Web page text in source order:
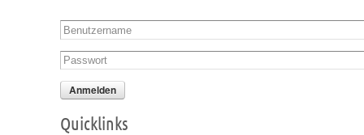
Benutzername
Passwort
Quicklinks